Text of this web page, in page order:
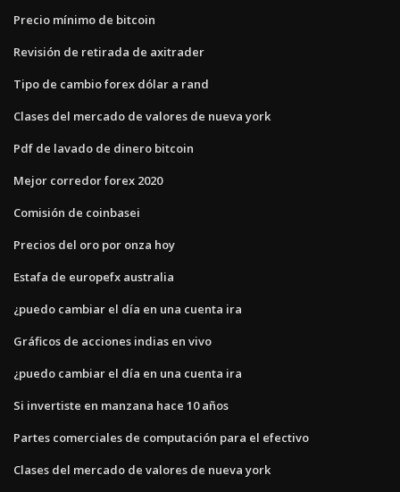
Precio mínimo de bitcoin
Revisión de retirada de axitrader
Tipo de cambio forex dólar a rand
Clases del mercado de valores de nueva york
Pdf de lavado de dinero bitcoin
Mejor corredor forex 2020
Comisión de coinbasei
Precios del oro por onza hoy
Estafa de europefx australia
¿puedo cambiar el día en una cuenta ira
Gráficos de acciones indias en vivo
¿puedo cambiar el día en una cuenta ira
Si invertiste en manzana hace 10 años
Partes comerciales de computación para el efectivo
Clases del mercado de valores de nueva york